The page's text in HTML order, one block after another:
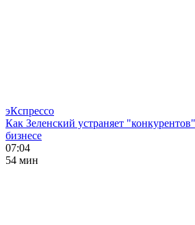
эКспрессо
Как Зеленский устраняет
бизнесе
07:04
54 мин